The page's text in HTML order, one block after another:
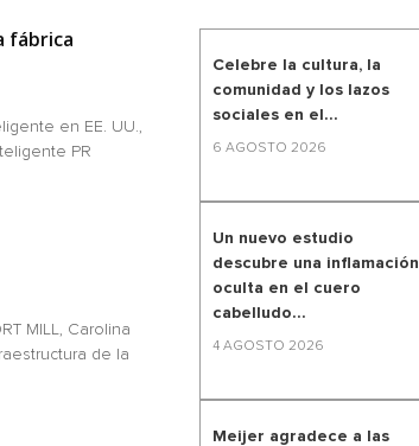
fábrica
en EE. UU.,
PR
MILL, Carolina
de la
Celebre la cultura, la
comunidad y los lazos
sociales en el...
6 AGOSTO 2026
Un nuevo estudio
descubre una inflamación
oculta en el cuero
cabelludo...
4 AGOSTO 2026
Meijer agradece a las